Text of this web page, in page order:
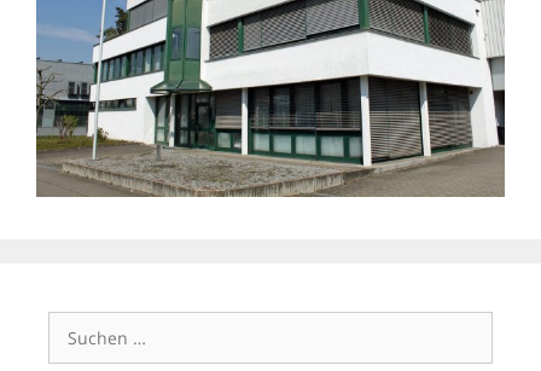
Suchen
nach: